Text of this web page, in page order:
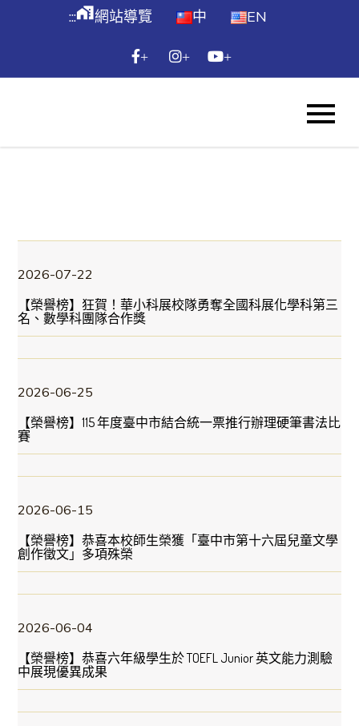
要
Skip
:::maps_home_work網站導覽 中 EN
+ + +
2026-07-22
【榮譽榜】狂賀！華小科展校隊勇奪全國科展化學科第三
名、數學科團隊合作獎
2026-06-25
【榮譽榜】115 年度臺中市結合統一票推行辦理硬筆書法比
賽
2026-06-15
【榮譽榜】恭喜本校師生榮獲「臺中市第十六屆兒童文學
創作徵文」多項殊榮
2026-06-04
【榮譽榜】恭喜六年級學生於 TOEFL Junior 英文能力測驗
中展現優異成果